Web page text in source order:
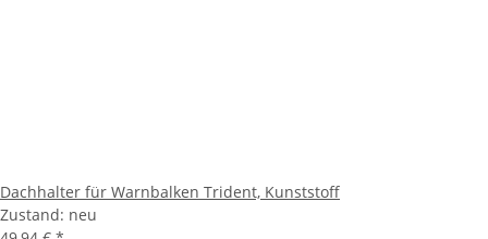
Dachhalter für Warnbalken Trident, Kunststoff
Zustand: neu